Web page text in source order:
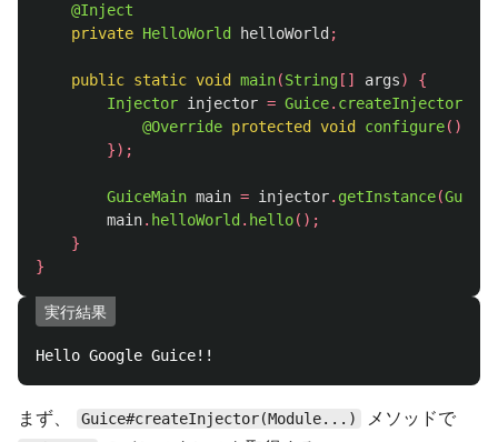
@Inject
private HelloWorld helloWorld ;
public static void main(String [] args)
{
Injector injector = Guice. createInjector
@Override protected void configure()
});
GuiceMain main = injector. getInstance(
main. helloWorld . hello();
}
}
実行結果
まず、 Guice#createInjector(Module...) メソッドで